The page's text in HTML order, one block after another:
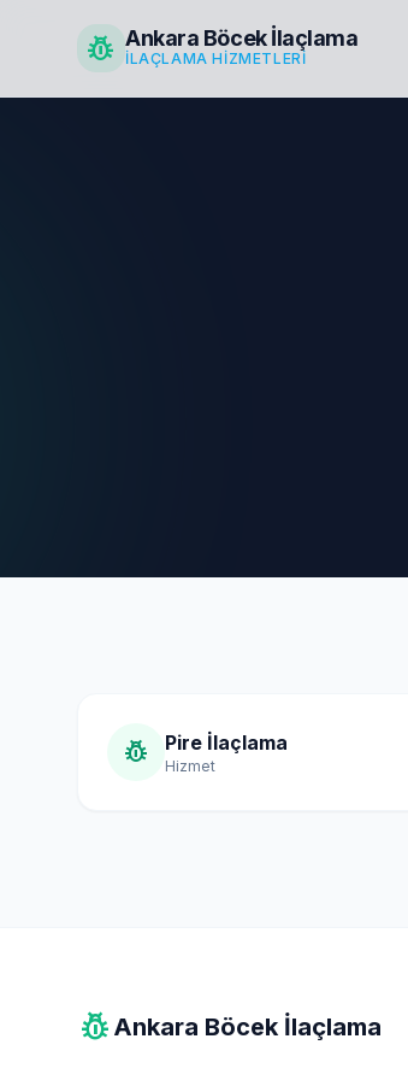
pest_control Ankara Böcek İlaçlama
İLAÇLAMA HIZMETLERI
pest_control Pire İlaçlama
Hizmet
pest_control Ankara Böcek İlaçlama